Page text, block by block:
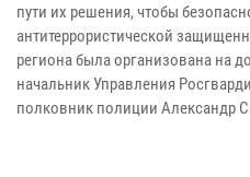
пути их решения, чтобы
антитеррористической
региона была организована на
начальник Управления
полковник полиции Александр